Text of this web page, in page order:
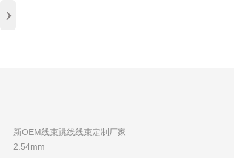
›
新OEM线束跳线线束定制厂家
2.54mm